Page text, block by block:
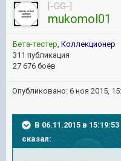
[-GG-]
mukomol01
Бета-тестер, Коллекционер
311 публикация
27 676 боёв
Опубликовано: 6 ноя 2015,
В 06.11.2015 в
сказал: